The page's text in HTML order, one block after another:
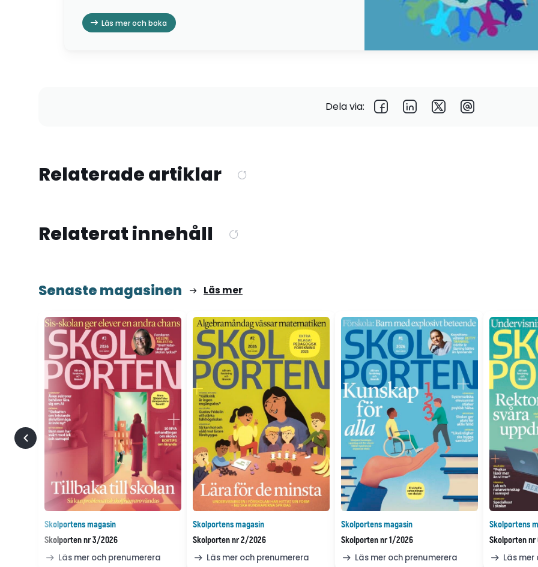
Läs mer och boka
Dela via:
Relaterade artiklar
Relaterat innehåll
Senaste magasinen Läs mer
Skolportens magasin
Skolporten nr 3/2026
Läs mer och prenumerera
Skolportens magasin
Skolporten nr 2/2026
Läs mer och prenumerera
Skolportens magasin
Skolporten nr 1/2026
Läs mer och prenumerera
Skolportens
Skolporten
Läs